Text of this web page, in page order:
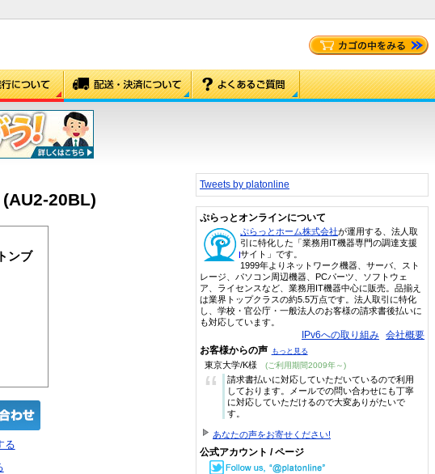
20BL)
ンブ
る
Tweets by platonline
ぷらっとオンラインについて
ぷらっとホーム株式会社が運用する、法人取
引に特化した「業務用IT機器専門の調達支援
サイト」です。
1999年よりネットワーク機器、サーバ、スト
レージ、パソコン周辺機器、PCパーツ、ソフトウェ
ア、ライセンスなど、業務用IT機器中心に販売。品揃え
は業界トップクラスの約5.5万点です。法人取引に特化
し、学校・官公庁・一般法人のお客様の請求書後払いに
も対応しています。
IPv6への取り組み 会社概要
お客様からの声 もっと見る
東京大学/K様 (ご利用期間2009年～)
“
請求書払いに対応していただいているので利用
しております。メールでの問い合わせにも丁寧
に対応していただけるので大変ありがたいで
す。
あなたの声をお寄せください!
公式アカウント / ページ